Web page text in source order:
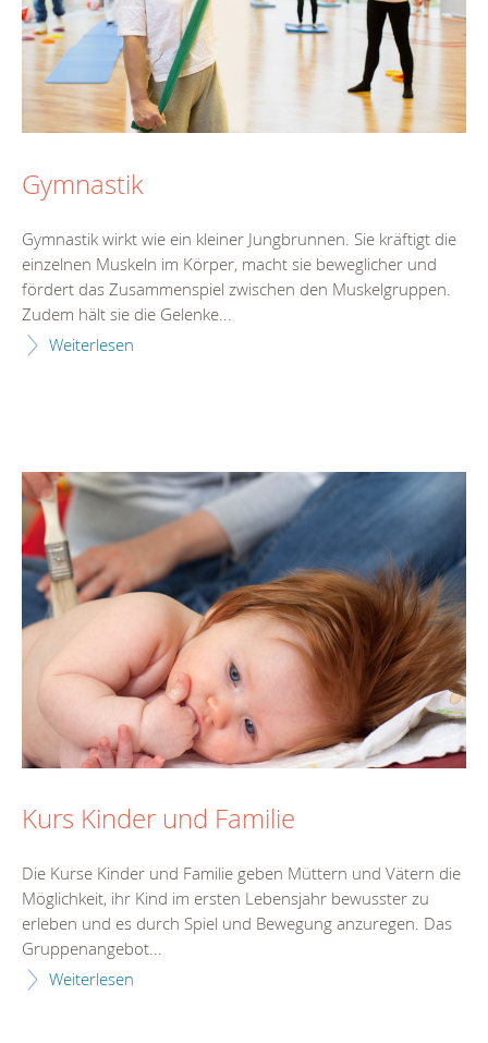
Gymnastik
Gymnastik wirkt wie ein kleiner Jungbrunnen. Sie kräftigt die
einzelnen Muskeln im Körper, macht sie beweglicher und
fördert das Zusammenspiel zwischen den Muskelgruppen.
Zudem hält sie die Gelenke...
Weiterlesen
Kurs Kinder und Familie
Die Kurse Kinder und Familie geben Müttern und Vätern die
Möglichkeit, ihr Kind im ersten Lebensjahr bewusster zu
erleben und es durch Spiel und Bewegung anzuregen. Das
Gruppenangebot...
Weiterlesen